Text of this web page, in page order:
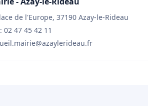
de l'Europe, 37190 Azay-le-Rideau
02 47 45 42 11